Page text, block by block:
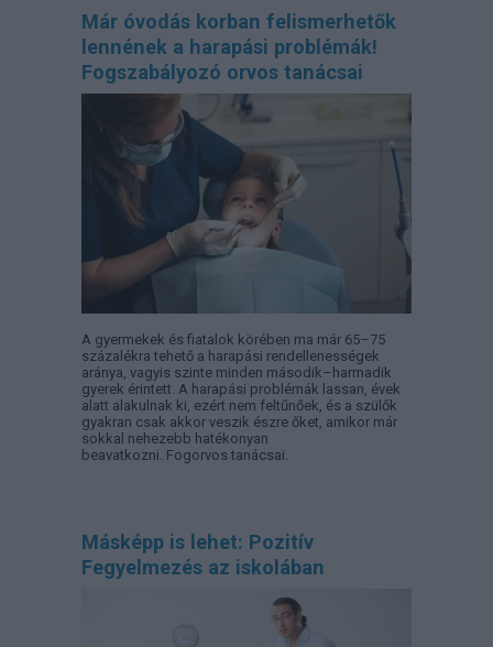
Már óvodás korban felismerhetők
lennének a harapási problémák!
Fogszabályozó orvos tanácsai
A gyermekek és fiatalok körében ma már 65–75
százalékra tehető a harapási rendellenességek
aránya, vagyis szinte minden második–harmadik
gyerek érintett. A harapási problémák lassan, évek
alatt alakulnak ki, ezért nem feltűnőek, és a szülők
gyakran csak akkor veszik észre őket, amikor már
sokkal nehezebb hatékonyan
beavatkozni. Fogorvos tanácsai.
Másképp is lehet: Pozitív
Fegyelmezés az iskolában